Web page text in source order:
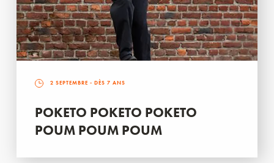
2 SEPTEMBRE - DÈS 7 ANS
POKETO POKETO POKETO
POUM POUM POUM